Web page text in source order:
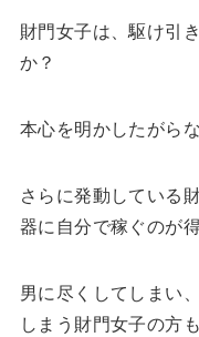
財門女子は、駆け引
か？
本心を明かしたがら
さらに発動している
器に自分で稼ぐのが
男に尽くしてしまい
しまう財門女子の方